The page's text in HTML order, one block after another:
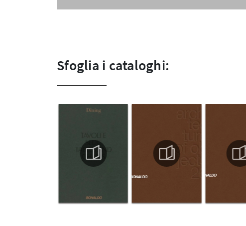
Sfoglia i cataloghi: